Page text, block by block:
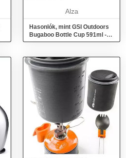
Alza
Hasonlók, mint GSI Outdoors
Bugaboo Bottle Cup 591ml -
zöld